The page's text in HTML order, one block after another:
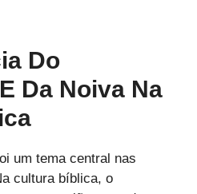
Do
Da Noiva Na
um tema central nas
cultura bíblica, o